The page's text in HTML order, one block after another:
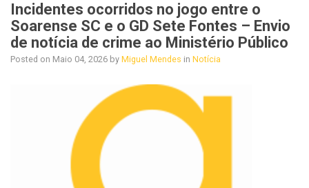
Incidentes ocorridos no jogo entre o
Soarense SC e o GD Sete Fontes – Envio
de notícia de crime ao Ministério Público
Posted on Maio 04, 2026 by Miguel Mendes in Notícia